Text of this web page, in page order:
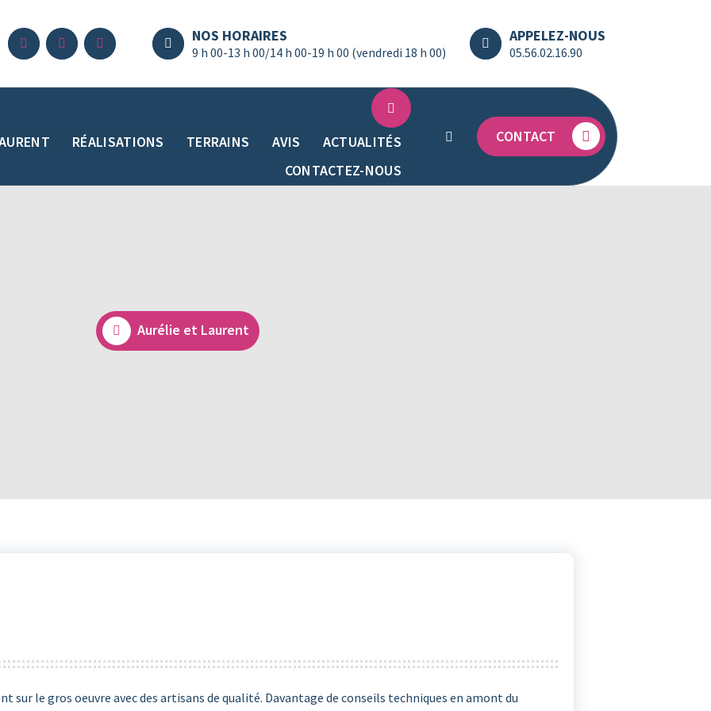
NOS HORAIRES
9 h 00-13 h 00/14 h 00-19 h 00 (vendredi 18 h 00)
APPELEZ-NOUS
05.56.02.16.90
RÉALISATIONS TERRAINS AVIS
ACTUALITÉS
CONTACTEZ-NOUS
CONTACT
Aurélie et Laurent
sur le gros oeuvre avec des artisans de qualité. Davantage de conseils techniques en amont du